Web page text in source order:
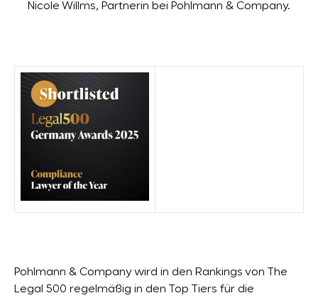
Nicole Willms, Partnerin bei Pohlmann & Company.
Pohlmann & Company wird in den Rankings von The
Legal 500 regelmäßig in den Top Tiers für die